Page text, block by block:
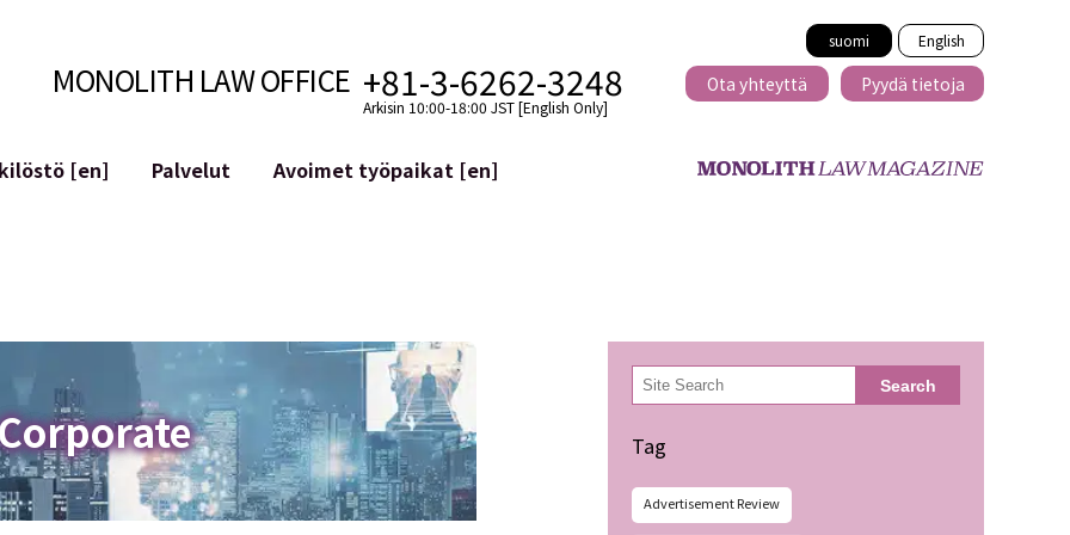
suomi English
MONOLITH LAW OFFICE +81-3-6262-3248
Arkisin 10:00-18:00 JST [English Only]
Ota yhteyttä Pyydä tietoja
[en]
Palvelut
Maineen hallinta
Loukkaavan lausuman tunnistaminen
Avoimet työpaikat [en]
検
索 Search
Tag
Advertisement Review